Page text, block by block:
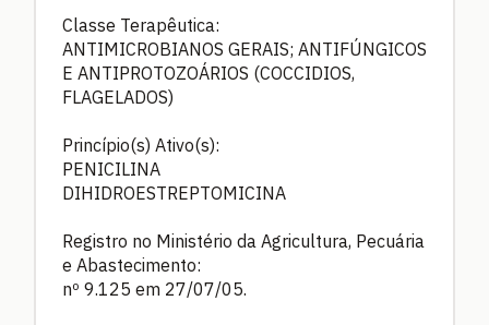
Classe Terapêutica:
ANTIMICROBIANOS GERAIS; ANTIFÚNGICOS
E ANTIPROTOZOÁRIOS (COCCIDIOS,
FLAGELADOS)
Princípio(s) Ativo(s):
PENICILINA
DIHIDROESTREPTOMICINA
Registro no Ministério da Agricultura, Pecuária
e Abastecimento:
nº 9.125 em 27/07/05.